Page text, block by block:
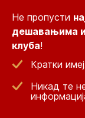
Не пропусти
дешавањима и
клуба!
Кратки
Никад те